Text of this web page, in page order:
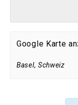
Google Karte
Basel, Schweiz